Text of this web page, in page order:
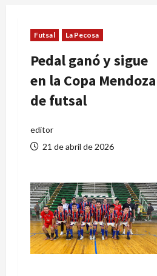
Futsal La Pecosa
Pedal ganó y sigue
en la Copa Mendoza
de futsal
editor
21 de abril de 2026